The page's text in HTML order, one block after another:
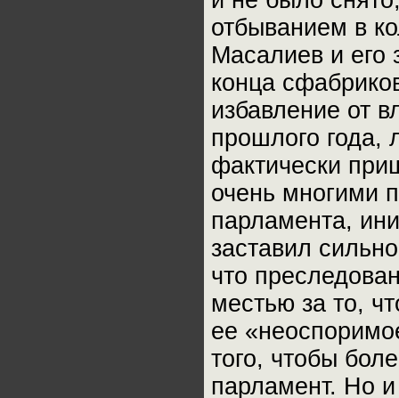
отбыванием в
Масалиев и его
конца
избавление от
прошлого года,
фактически
очень многими
парламента,
заставил
что
местью за то,
ее
того, чтобы
парламент. Но и